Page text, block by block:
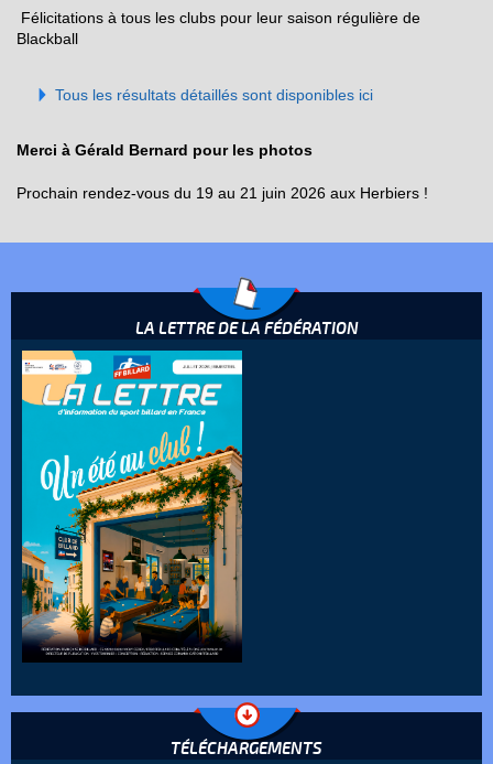
Félicitations à tous les clubs pour leur saison régulière de
Blackball
Tous les résultats détaillés sont disponibles ici
Merci à Gérald Bernard pour les photos
Prochain rendez-vous du 19 au 21 juin 2026 aux Herbiers !
LA LETTRE DE LA FÉDÉRATION
TÉLÉCHARGEMENTS